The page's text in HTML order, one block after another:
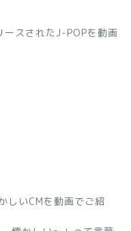
ースされたJ-POPを動画
しいCMを動画でご紹